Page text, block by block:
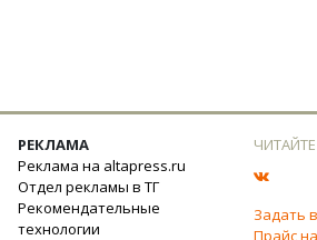
РЕКЛАМА
Реклама на altapress.ru
Отдел рекламы в ТГ
Рекомендательные
технологии
Задать
Прайс